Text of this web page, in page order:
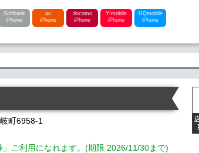
Softbank
iPhone
au
iPhone
docomo
iPhone
Y!mobile
iPhone
UQmobile
iPhone
町6958-1
」ご利用になれます。(期限 2026/11/30まで)